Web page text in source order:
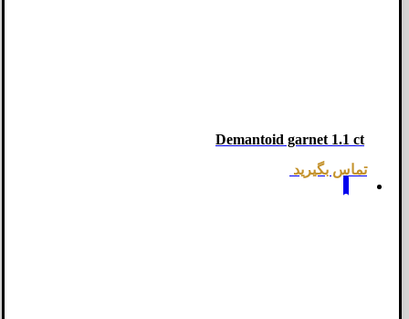
Demantoid garnet 1.1 ct
تماس بگیرید